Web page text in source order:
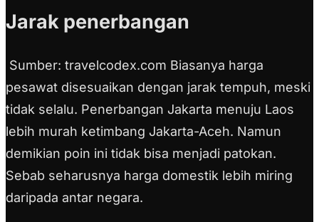
Jarak penerbangan
Sumber: travelcodex.com Biasanya harga
pesawat disesuaikan dengan jarak tempuh, meski
tidak selalu. Penerbangan Jakarta menuju Laos
lebih murah ketimbang Jakarta-Aceh. Namun
demikian poin ini tidak bisa menjadi patokan.
Sebab seharusnya harga domestik lebih miring
daripada antar negara.